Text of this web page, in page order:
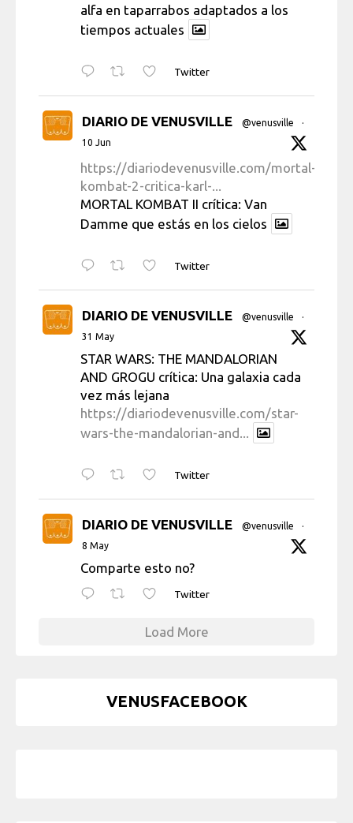
alfa en taparrabos adaptados a los
tiempos actuales
Twitter
DIARIO DE VENUSVILLE @venusville
·
10 Jun
https://diariodevenusville.com/mortal-
kombat-2-critica-karl-...
MORTAL KOMBAT II crítica: Van
Damme que estás en los cielos
Twitter
DIARIO DE VENUSVILLE @venusville
·
31 May
STAR WARS: THE MANDALORIAN
AND GROGU crítica: Una galaxia cada
vez más lejana
https://diariodevenusville.com/star-
wars-the-mandalorian-and...
Twitter
DIARIO DE VENUSVILLE @venusville
·
8 May
Comparte esto no?
Twitter
Load More
VENUSFACEBOOK